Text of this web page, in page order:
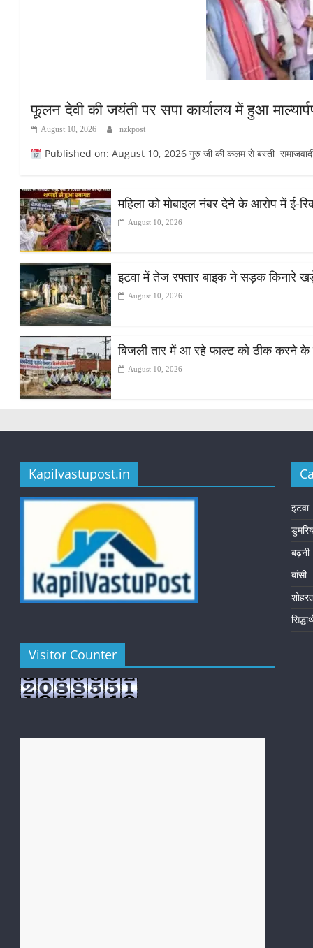
फूलन देवी की जयंती पर सपा कार्यालय में हुआ
August 10, 2026 nzkpost
Published on: August 10, 2026 गुरु जी की कलम से बस्ती समाजवादी
महिला को मोबाइल नंबर देने के आरोप में ई-
August 10, 2026
इटवा में तेज रफ्तार बाइक ने सड़क किनारे
August 10, 2026
बिजली तार में आ रहे फाल्ट को ठीक करने के
August 10, 2026
Kapilvastupost.in
Visitor Counter
इटवा
बढ़नी
बांसी